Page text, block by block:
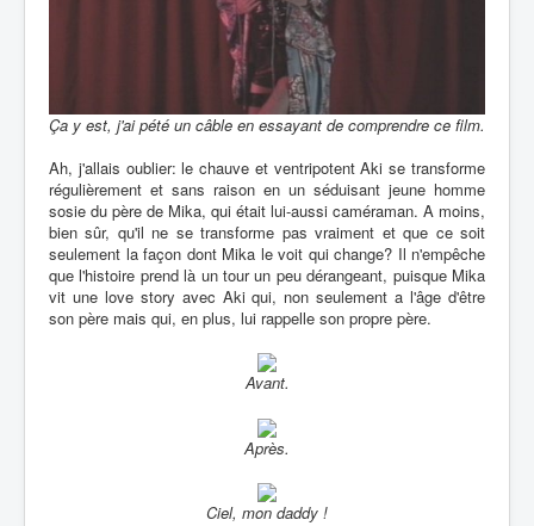
Ça y est, j'ai pété un câble en essayant de comprendre ce film.
Ah, j'allais oublier: le chauve et ventripotent Aki se transforme
régulièrement et sans raison en un séduisant jeune homme
sosie du père de Mika, qui était lui-aussi caméraman. A moins,
bien sûr, qu'il ne se transforme pas vraiment et que ce soit
seulement la façon dont Mika le voit qui change? Il n'empêche
que l'histoire prend là un tour un peu dérangeant, puisque Mika
vit une love story avec Aki qui, non seulement a l'âge d'être
son père mais qui, en plus, lui rappelle son propre père.
Avant.
Après.
Ciel, mon daddy !